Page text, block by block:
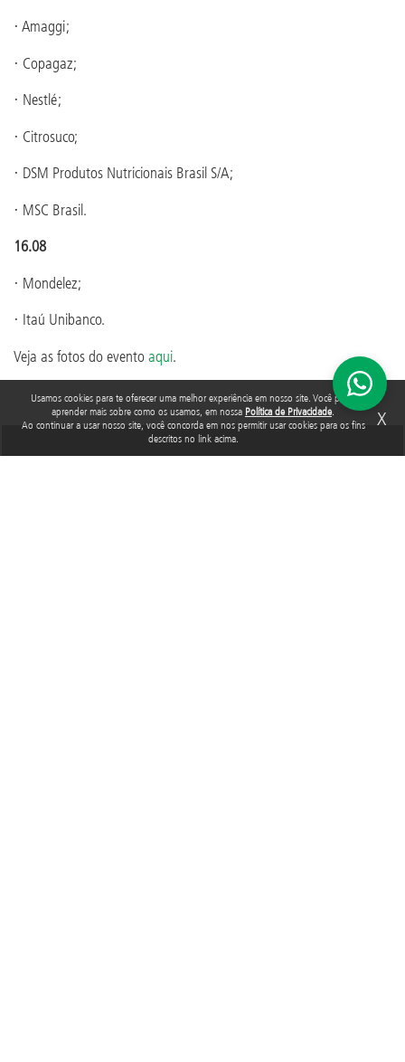
Usamos cookies para te oferecer uma melhor experiência em nosso site. Você pode
aprender mais sobre como os usamos, em nossa Política de Privacidade.
Ao continuar a usar nosso site, você concorda em nos permitir usar cookies para os fins
descritos no link acima.
X
· Amaggi;
· Copagaz;
· Nestlé;
· Citrosuco;
· DSM Produtos Nutricionais Brasil S/A;
· MSC Brasil.
16.08
· Mondelez;
· Itaú Unibanco.
Veja as fotos do eventoaqui.
TAGS